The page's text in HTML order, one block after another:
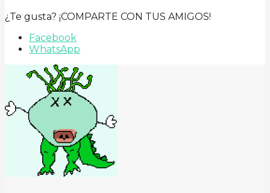
¿Te gusta? ¡COMPARTE CON TUS AMIGOS!
Facebook
WhatsApp